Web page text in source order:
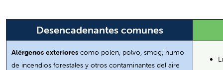
Desencadenantes comunes
Alérgenos exteriores como polen, polvo, smog, humo
de incendios forestales y otros contaminantes del aire